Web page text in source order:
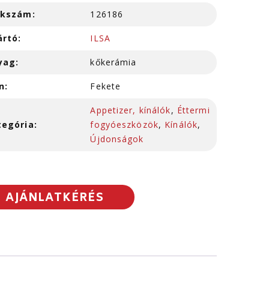
126186
ILSA
kőkerámia
Fekete
Appetizer, kínálók, Éttermi
fogyóeszközök, Kínálók,
Újdonságok
AJÁNLATKÉRÉS